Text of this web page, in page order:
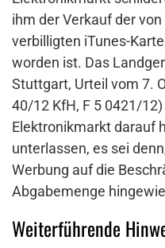
ihm der Verkauf der
verbilligten iTunes-
worden ist. Das
Stuttgart, Urteil vom 7.
40/12 KfH, F 5 0421/
Elektronikmarkt darauf
unterlassen, es sei
Werbung auf die
Abgabemenge
Weiterführende